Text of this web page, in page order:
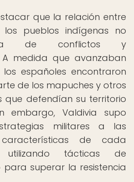
que la relación entre
pueblos indígenas no
de conflictos y
A medida que avanzaban
españoles encontraron
de los mapuches y otros
que defendían su territorio
embargo, Valdivia supo
militares a las
de cada
utilizando tácticas de
para superar la resistencia